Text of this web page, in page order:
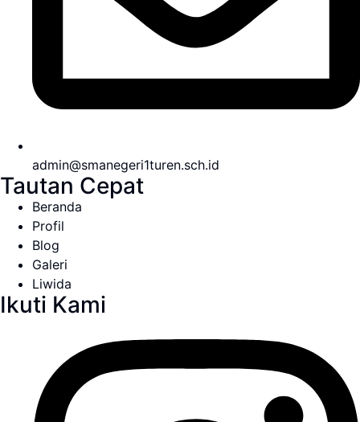
admin@smanegeri1turen.sch.id
Tautan Cepat
Beranda
Profil
Blog
Galeri
Liwida
Ikuti Kami